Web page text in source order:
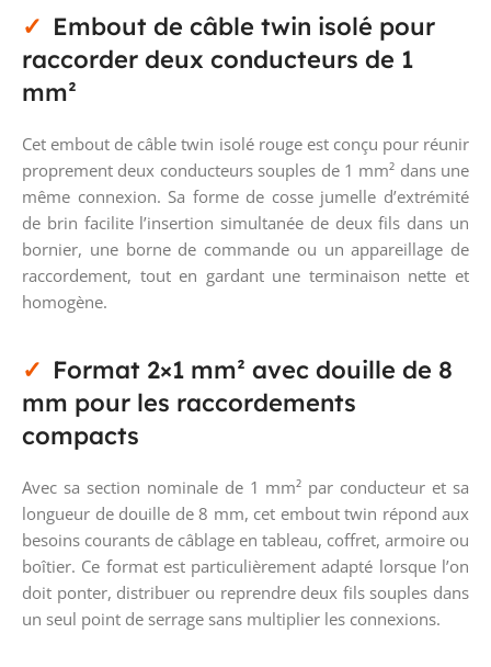
Embout de câble twin isolé pour
raccorder deux conducteurs de 1
mm²
Cet embout de câble twin isolé rouge est conçu pour réunir
proprement deux conducteurs souples de 1 mm² dans une
même connexion. Sa forme de cosse jumelle d’extrémité
de brin facilite l’insertion simultanée de deux fils dans un
bornier, une borne de commande ou un appareillage de
raccordement, tout en gardant une terminaison nette et
homogène.
Format 2×1 mm² avec douille de 8
mm pour les raccordements
compacts
Avec sa section nominale de 1 mm² par conducteur et sa
longueur de douille de 8 mm, cet embout twin répond aux
besoins courants de câblage en tableau, coffret, armoire ou
boîtier. Ce format est particulièrement adapté lorsque l’on
doit ponter, distribuer ou reprendre deux fils souples dans
un seul point de serrage sans multiplier les connexions.